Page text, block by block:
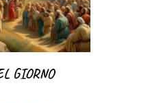
GIORNO